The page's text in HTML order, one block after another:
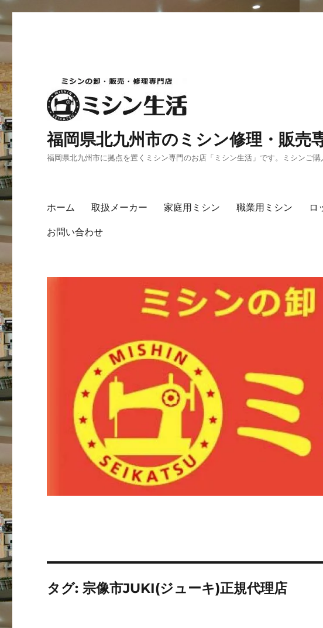
福岡県北九州市のミシン修理・販売
福岡県北九州市に拠点を置くミシン専門のお店「ミシン生活」です。ミシンご
ホーム 取扱メーカー 家庭用ミシン 職業用ミシン ロ
お問い合わせ
タグ:宗像市JUKI(ジューキ)正規代理店